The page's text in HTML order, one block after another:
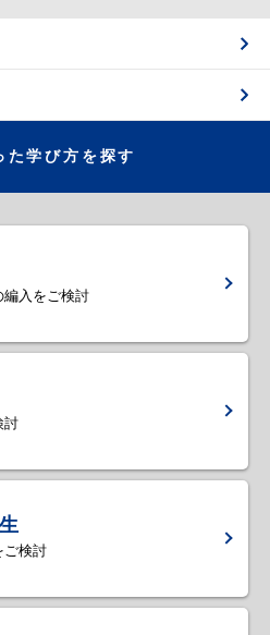
た学び方を探す
編入をご検討
討
ご検討